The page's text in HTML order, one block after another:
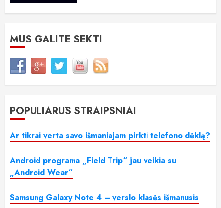
MUS GALITE SEKTI
POPULIARŪS STRAIPSNIAI
Ar tikrai verta savo išmaniajam pirkti telefono dėklą?
Android programa „Field Trip“ jau veikia su
„Android Wear“
Samsung Galaxy Note 4 – verslo klasės išmanusis